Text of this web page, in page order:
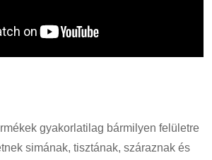
gyakorlatilag bármilyen felületre
simának, tisztának, száraznak és